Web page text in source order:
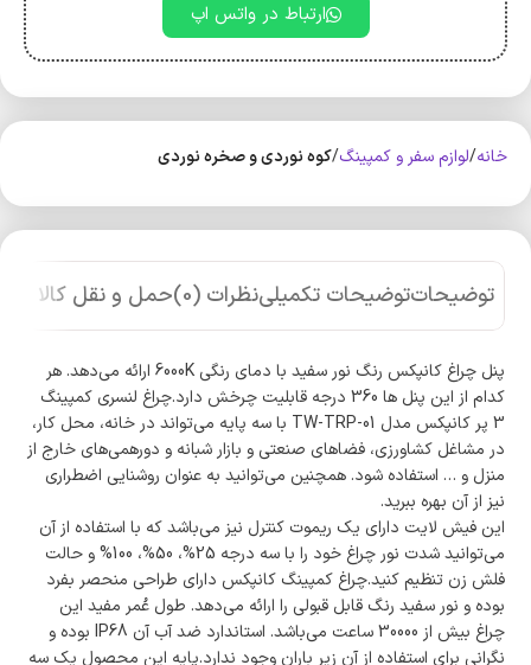
ارتباط در واتس اپ
خانه لوازم سفر و کمپینگ کوه‌ نوردی و صخره نوردی
توضیحاتتوضیحات تکمیلینظرات (0) حمل و نقل کالا
پنل چراغ کانپکس رنگ نور سفید با دمای رنگی 6000K ارائه می‌دهد. هر
کدام از این پنل ها 360 درجه قابلیت چرخش دارد.چراغ لنسری کمپینگ
3 پر کانپکس مدل TW-TRP-01 با سه پایه می‌تواند در خانه، محل کار،
در مشاغل کشاورزی، فضاهای صنعتی و بازار شبانه و دورهمی‌های خارج از
منزل و … استفاده شود. همچنین می‌توانید به عنوان روشنایی اضطراری
نیز از آن بهره ببرید.
این فیش لایت دارای یک ریموت کنترل نیز می‌باشد که با استفاده از آن
می‌توانید شدت نور چراغ خود را با سه درجه 25%، 50%، 100% و حالت
فلش زن تنظیم کنید.چراغ کمپینگ کانپکس دارای طراحی منحصر بفرد
بوده و نور سفید رنگ قابل قبولی را ارائه می‌دهد. طول عُمر مفید این
چراغ بیش از 30000 ساعت می‌باشد. استاندارد ضد آب آن IP68 بوده و
نگرانی برای استفاده از آن زیر باران وجود ندارد.پایه این محصول یک سه